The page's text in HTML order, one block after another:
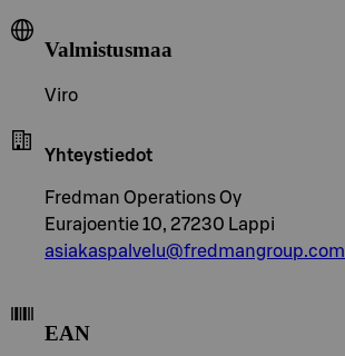
Valmistusmaa
Viro
Yhteystiedot
Fredman Operations Oy
Eurajoentie 10, 27230 Lappi
asiakaspalvelu@fredmangroup.com
EAN